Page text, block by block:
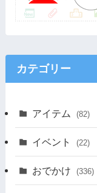
カテゴリー
アイテム (82)
イベント (22)
おでかけ (336)